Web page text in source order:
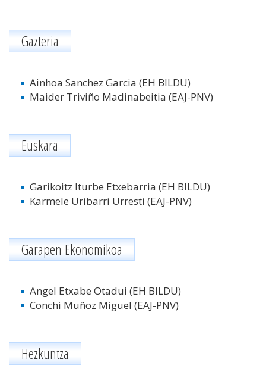
Gazteria
Ainhoa Sanchez Garcia (EH BILDU)
Maider Triviño Madinabeitia (EAJ-PNV)
Euskara
Garikoitz Iturbe Etxebarria (EH BILDU)
Karmele Uribarri Urresti (EAJ-PNV)
Garapen Ekonomikoa
Angel Etxabe Otadui (EH BILDU)
Conchi Muñoz Miguel (EAJ-PNV)
Hezkuntza